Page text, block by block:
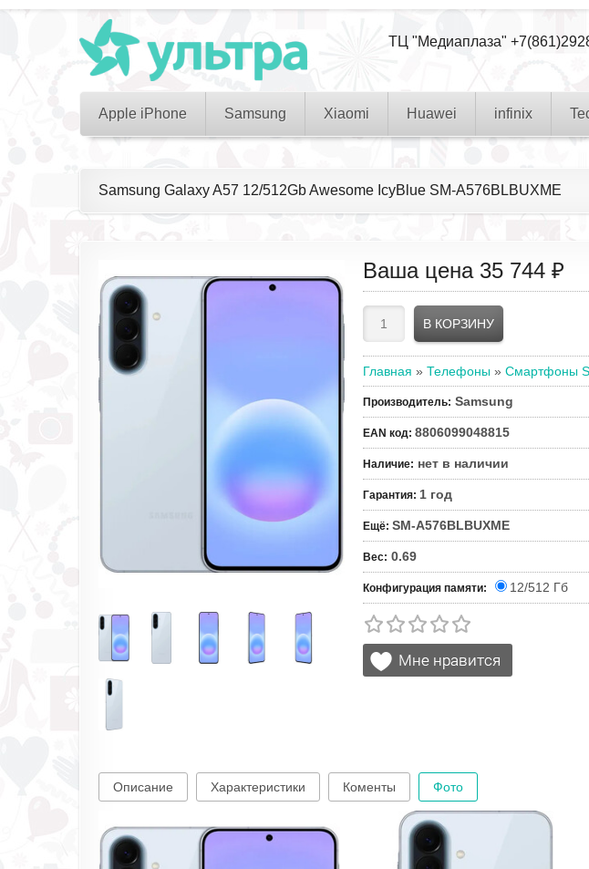
ТЦ "Медиаплаза"
Apple iPhone Samsung Xiaomi Huawei infinix
Samsung Galaxy A57 12/512Gb Awesome IcyBlue SM-A576BLBUXME
Ваша цена 35 744 ₽
Главная » Телефоны » Смартфоны
Производитель: Samsung
EAN код: 8806099048815
Наличие: нет в наличии
Гарантия: 1 год
Ещё: SM-A576BLBUXME
Вес: 0.69
Конфигурация памяти: 12/512 Гб
Описание Характеристики Коменты Фото